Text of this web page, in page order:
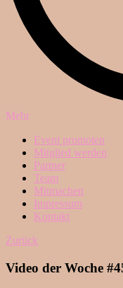
Mehr
Event promoten
Mitglied werden
Partner
Team
Mitmachen
Impressum
Kontakt
Zurück
Video der Woche